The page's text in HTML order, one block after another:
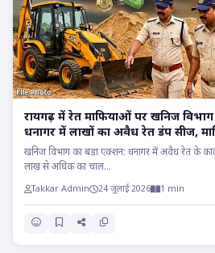
रायगढ़ में रेत माफियाओं पर खनिज विभाग
धनागर में लाखों का अवैध रेत डंप सीज,
साम्राज्य पर प्रहार..
खनिज विभाग का बड़ा एक्शन: धनागर में अवैध रेत के काले
लाख से अधिक का चाल...
Takkar Admin 24 जुलाई 2026 1 min